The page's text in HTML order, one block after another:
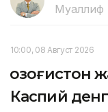
Муаллиф
10:00, 08 Август 2026
Қозоғистон
Каспий